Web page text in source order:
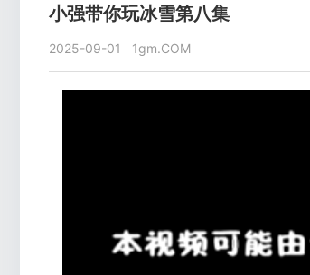
小强带你玩冰雪第八集
2025-09-01 1gm.COM